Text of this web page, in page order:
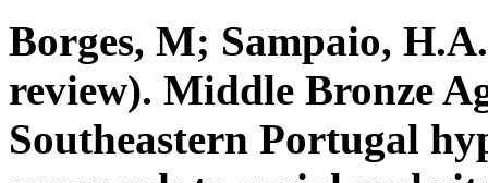
Borges, M; Sampaio,
review). Middle Bronze
Southeastern Portugal